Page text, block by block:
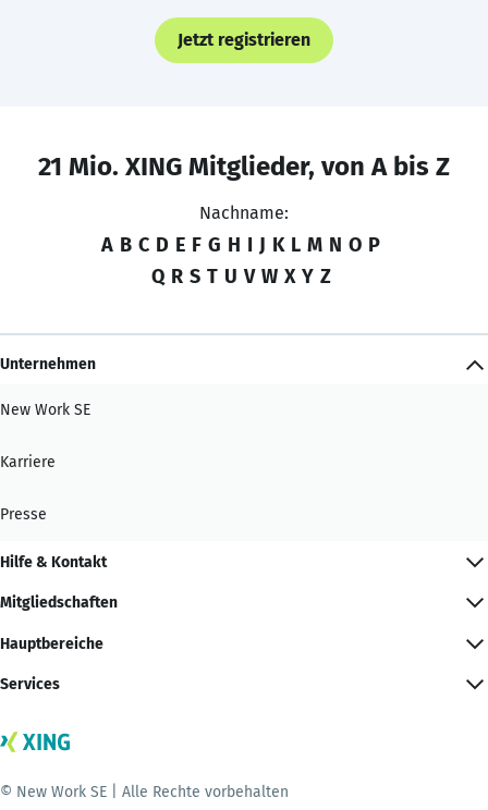
Jetzt registrieren
21 Mio. XING Mitglieder, von A bis Z
Nachname:
A B C D E F G H I J K L M N O P
Q R S T U V W X Y Z
Unternehmen
New Work SE
Karriere
Presse
Hilfe & Kontakt
Mitgliedschaften
Hauptbereiche
Services
© New Work SE | Alle Rechte vorbehalten